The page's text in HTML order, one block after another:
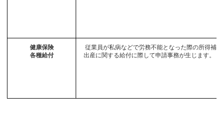
健康保険
各種給付
従業員が私病などで労務不能となった際の所得補
出産に関する給付に際して申請事務が生じます。